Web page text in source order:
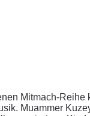
Mitmach-
Muammer